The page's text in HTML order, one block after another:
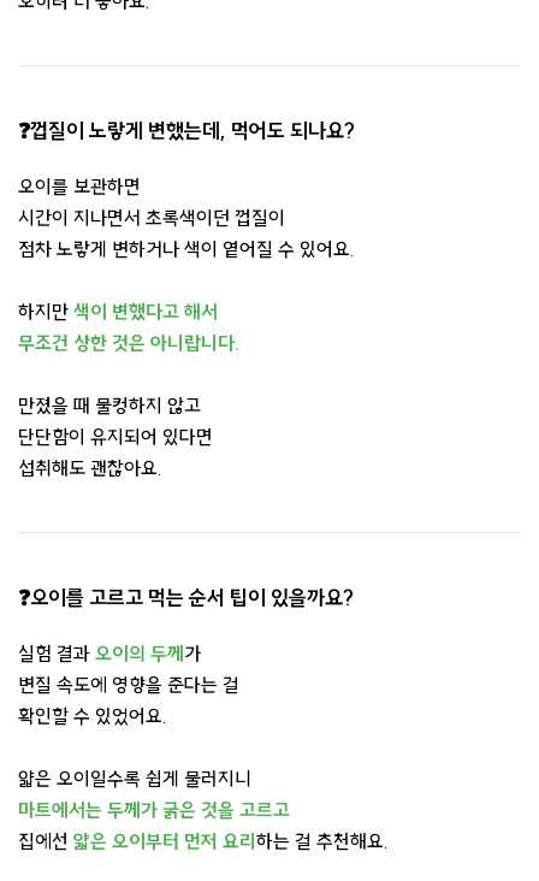
❓껍질이 노랗게 변했는데, 먹어도 되나요?
오이를 보관하면
시간이 지나면서 초록색이던 껍질이
점차 노랗게 변하거나 색이 옅어질 수 있어요.
하지만 색이 변했다고 해서
무조건 상한 것은 아니랍니다.
만졌을 때 물컹하지 않고
단단함이 유지되어 있다면
섭취해도 괜찮아요.
❓오이를 고르고 먹는 순서 팁이 있을까요?
실험 결과 오이의 두께가
변질 속도에 영향을 준다는 걸
확인할 수 있었어요.
얇은 오이일수록 쉽게 물러지니
마트에서는 두께가 굵은 것을 고르고
집에선 얇은 오이부터 먼저 요리하는 걸 추천해요.